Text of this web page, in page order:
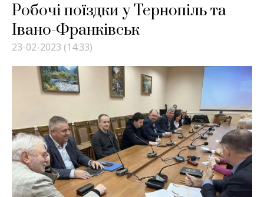
Робочі поїздки у Тернопіль та
Івано-Франківськ
23-02-2023 (14:33)